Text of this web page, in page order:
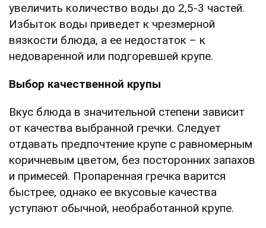
увеличить количество воды до 2,5-3 частей.
Избыток воды приведет к чрезмерной
вязкости блюда, а ее недостаток – к
недоваренной или подгоревшей крупе.
Выбор качественной крупы
Вкус блюда в значительной степени зависит
от качества выбранной гречки. Следует
отдавать предпочтение крупе с равномерным
коричневым цветом, без посторонних запахов
и примесей. Пропаренная гречка варится
быстрее, однако ее вкусовые качества
уступают обычной, необработанной крупе.